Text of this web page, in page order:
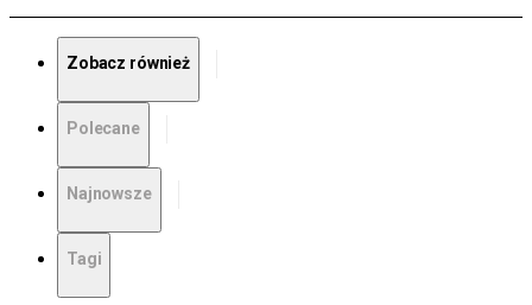
Zobacz również
Polecane
Najnowsze
Tagi